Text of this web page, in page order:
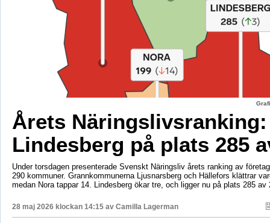
Årets Näringslivsranking:
Lindesberg på plats 285
Under torsdagen presenterade Svenskt Näringsliv årets ranking av
290 kommuner. Grannkommunerna Ljusnarsberg och Hällefors klättrar
medan Nora tappar 14. Lindesberg ökar tre, och ligger nu på plats 285 av
28 maj 2026 klockan 14:15 av Camilla Lagerman